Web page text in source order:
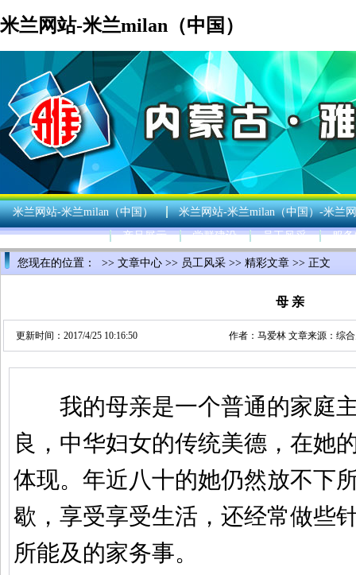
米兰网站-米兰milan（中国）
米兰网站-米兰milan（中国）
米兰网站-米兰milan（中国）-米兰
产品展示
党群建设 员工风采 服
您现在的位置： >> 文章中心 >> 员工风采 >> 精彩文章 >> 正文
母 亲
更新时间：2017/4/25 10:16:50 作者： 马爱林文章来源： 综
我的母亲是一个普通的家庭
良，中华妇女的传统美德，在她
体现。年近八十的她仍然放不下
歇，享受享受生活，还经常做些
所能及的家务事。